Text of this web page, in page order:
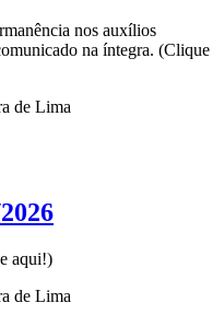
nos auxílios
na íntegra. (Clique
de Lima
aqui!)
de Lima